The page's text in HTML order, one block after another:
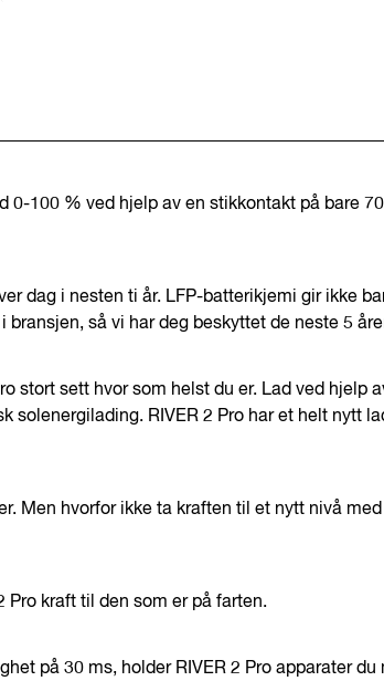
100 % ved hjelp av en stikkontakt på bare
dag i nesten ti år. LFP-batterikjemi gir ikke
så vi har deg beskyttet de neste 5
stort sett hvor som helst du er. Lad ved hjelp
RIVER 2 Pro har et helt nytt
Men hvorfor ikke ta kraften til et nytt nivå
Pro kraft til den som er på farten.
på 30 ms, holder RIVER 2 Pro apparater du